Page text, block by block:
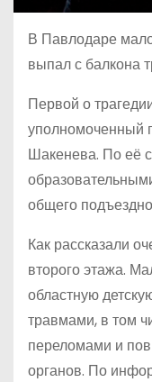
В Павлодаре
выпал с балкона
Первой о
уполномоченный
Шакенева. По её
общего
Как рассказали
второго этажа.
областную
травмами, в том
переломами и
органов. По